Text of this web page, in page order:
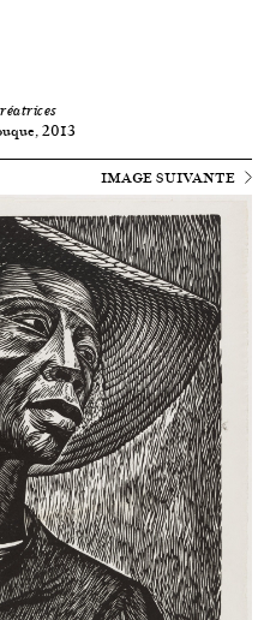
2013
IMAGE SUIVANTE